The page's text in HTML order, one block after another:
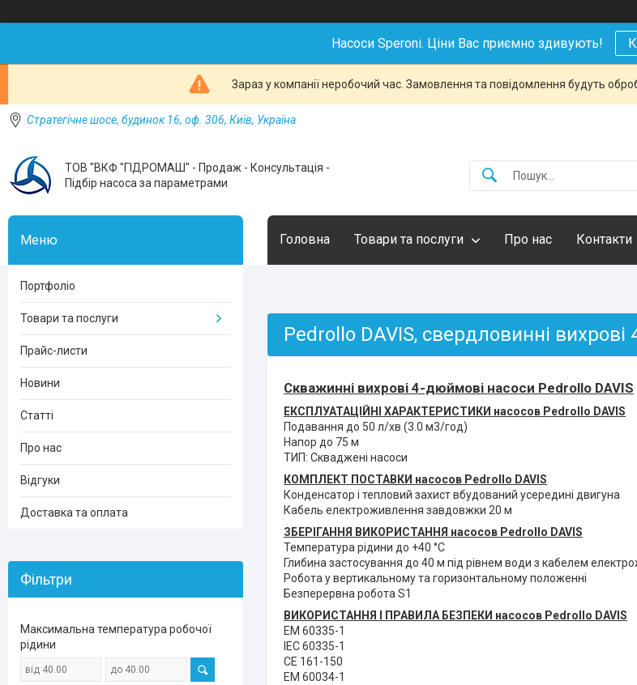
Насоси Speroni. Ціни Вас приємно здивують!
Зараз у компанії неробочий час. Замовлення та повідомлення будуть
Стратегічне шосе, будинок 16, оф. 306, Київ, Україна
ТОВ "ВКФ "ГІДРОМАШ" - Продаж - Консультація -
Підбір насоса за параметрами
Головна Товари та послуги Про нас Контакти
Pedrollo DAVIS, свердловинні
Скважинні вихрові 4-дюймові насоси Pedrollo DAVIS
ЕКСПЛУАТАЦІЙНІ ХАРАКТЕРИСТИКИ насосов Pedrollo DAVIS
Подавання до 50 л/хв (3.0 м3/год)
Напор до 75 м
ТИП: Скваджені насоси
КОМПЛЕКТ ПОСТАВКИ насосов Pedrollo DAVIS
Конденсатор і тепловий захист вбудований усередині двигуна
Кабель електроживлення завдовжки 20 м
ЗБЕРІГАННЯ ВИКОРИСТАННЯ насосов Pedrollo DAVIS
Температура рідини до +40 °C
Глибина застосування до 40 м під рівнем води з кабелем
Робота у вертикальному та горизонтальному положенні
Безперервна робота S1
ВИКОРИСТАННЯ І ПРАВИЛА БЕЗПЕКИ насосов Pedrollo DAVIS
ЕМ 60335-1
IEC 60335-1
CE 161-150
ЕМ 60034-1
Портфоліо
Товари та послуги
Прайс-листи
Новини
Статті
Про нас
Відгуки
Доставка та оплата
Фільтри
Максимальна температура робочої
рідини